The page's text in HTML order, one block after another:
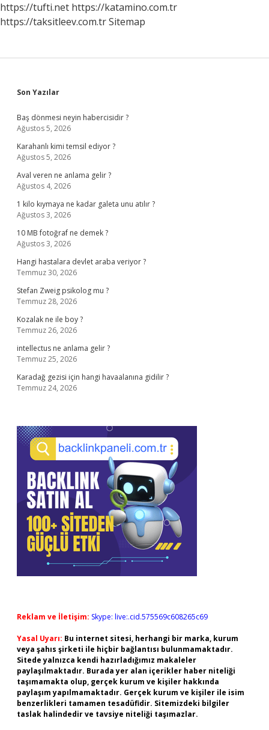
https://tufti.net https://katamino.com.tr
https://taksitleev.com.trSitemap
Sidebar
Son Yazılar
Baş dönmesi neyin habercisidir ?
Ağustos 5, 2026
Karahanlı kimi temsil ediyor ?
Ağustos 5, 2026
Aval veren ne anlama gelir ?
Ağustos 4, 2026
1 kilo kıymaya ne kadar galeta unu atılır ?
Ağustos 3, 2026
10 MB fotoğraf ne demek ?
Ağustos 3, 2026
Hangi hastalara devlet araba veriyor ?
Temmuz 30, 2026
Stefan Zweig psikolog mu ?
Temmuz 28, 2026
Kozalak ne ile boy ?
Temmuz 26, 2026
intellectus ne anlama gelir ?
Temmuz 25, 2026
Karadağ gezisi için hangi havaalanına gidilir ?
Temmuz 24, 2026
Reklam ve İletişim: Skype: live:.cid.575569c608265c69
Yasal Uyarı: Bu internet sitesi, herhangi bir marka, kurum
veya şahıs şirketi ile hiçbir bağlantısı bulunmamaktadır.
Sitede yalnızca kendi hazırladığımız makaleler
paylaşılmaktadır. Burada yer alan içerikler haber niteliği
taşımamakta olup, gerçek kurum ve kişiler hakkında
paylaşım yapılmamaktadır. Gerçek kurum ve kişiler ile isim
benzerlikleri tamamen tesadüfidir. Sitemizdeki bilgiler
taslak halindedir ve tavsiye niteliği taşımazlar.